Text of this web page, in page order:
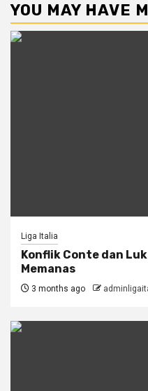
YOU MAY HAVE
Liga Italia
Konflik Conte dan
Memanas
3 months ago